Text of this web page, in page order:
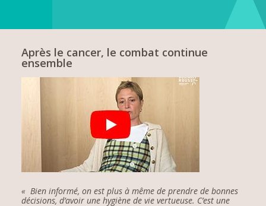
Après le cancer, le combat continue
ensemble
« Bien informé, on est plus à même de prendre de bonnes
décisions, d’avoir une hygiène de vie vertueuse. C’est une